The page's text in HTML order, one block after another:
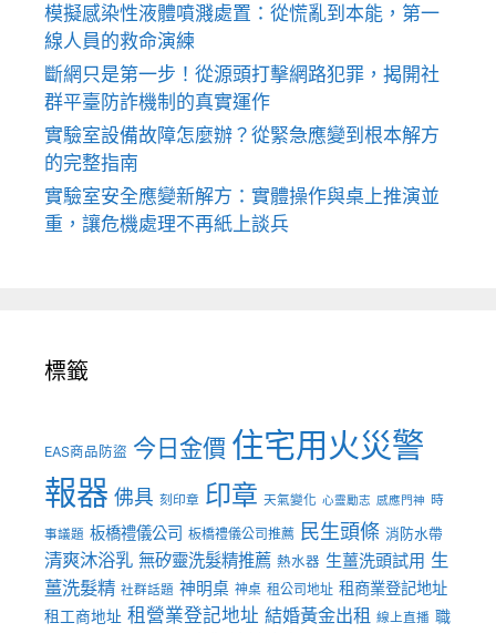
模擬感染性液體噴濺處置：從慌亂到本能，第一
線人員的救命演練
斷網只是第一步！從源頭打擊網路犯罪，揭開社
群平臺防詐機制的真實運作
實驗室設備故障怎麼辦？從緊急應變到根本解方
的完整指南
實驗室安全應變新解方：實體操作與桌上推演並
重，讓危機處理不再紙上談兵
標籤
EAS商品防盜 今日金價 住宅用火災警
報器 佛具 刻印章 印章 天氣變化 心靈勵志 感應門神 時
事議題 板橋禮儀公司 板橋禮儀公司推薦 民生頭條 消防水帶
清爽沐浴乳 無矽靈洗髮精推薦 熱水器 生薑洗頭試用 生
薑洗髮精 社群話題 神明桌 神桌 租公司地址 租商業登記地址
租工商地址 租營業登記地址 結婚黃金出租 線上直播 職